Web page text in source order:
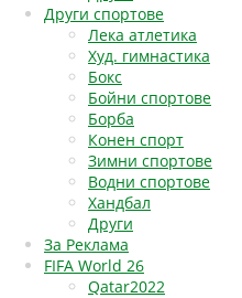
Други спортове
Лека атлетика
Худ. гимнастика
Бокс
Бойни спортове
Борба
Конен спорт
Зимни спортове
Водни спортове
Хандбал
Други
За Реклама
FIFA World 26
Qatar2022